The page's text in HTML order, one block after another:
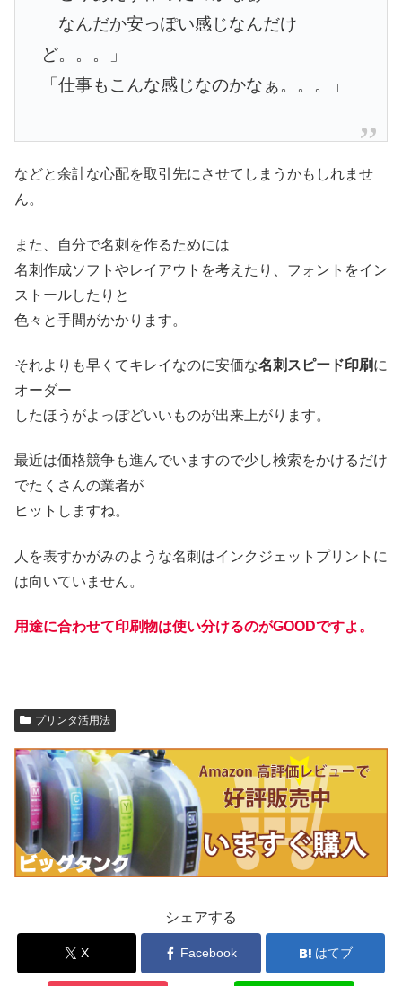
なんだか安っぽい感じなんだけ
ど。。。」
「仕事もこんな感じなのかなぁ。。。」
などと余計な心配を取引先にさせてしまうかもしれませ
ん。
また、自分で名刺を作るためには
名刺作成ソフトやレイアウトを考えたり、フォントをイン
ストールしたりと
色々と手間がかかります。
それよりも早くてキレイなのに安価な名刺スピード印刷 に
オーダー
したほうがよっぽどいいものが出来上がります。
最近は価格競争も進んでいますので少し検索をかけるだけ
でたくさんの業者が
ヒットしますね。
人を表すかがみのような名刺はインクジェットプリントに
は向いていません。
用途に合わせて印刷物は使い分けるのがGOODですよ。
プリンタ活用法
シェアする
X Facebook はてブ